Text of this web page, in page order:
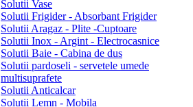
Solutii Vase
Solutii Frigider - Absorbant Frigider
Solutii Aragaz - Plite -Cuptoare
Solutii Inox - Argint - Electrocasnice
Solutii Baie - Cabina de dus
Solutii pardoseli - servetele umede
multisuprafete
Solutii Anticalcar
Solutii Lemn - Mobila